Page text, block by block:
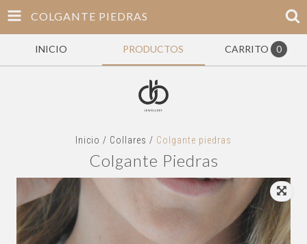
COLGANTE PIEDRAS
INICIO PRODUCTOS CARRITO 0
Inicio / Collares / Colgante piedras
Colgante Piedras